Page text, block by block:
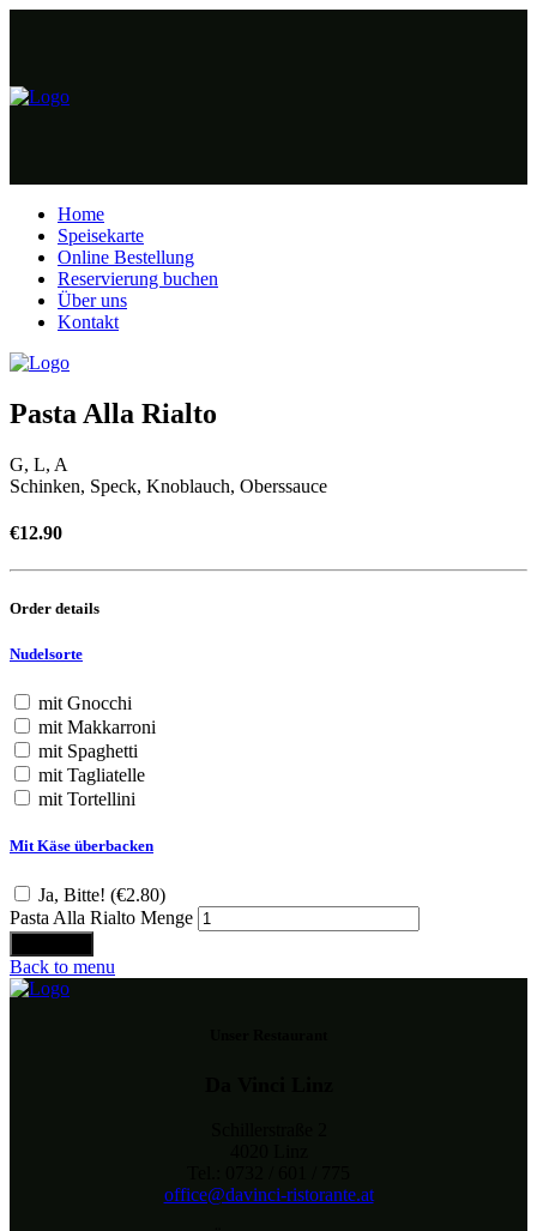
Home
Speisekarte
Online Bestellung
Reservierung buchen
Über uns
Kontakt
Pasta Alla Rialto
G, L, A
Schinken, Speck, Knoblauch, Oberssauce
€12.90
Order details
Nudelsorte
mit Gnocchi
mit Makkarroni
mit Spaghetti
mit Tagliatelle
mit Tortellini
Mit Käse überbacken
Ja, Bitte! (€2.80)
Pasta Alla Rialto Menge
Back to menu
office@davinci-ristorante.at